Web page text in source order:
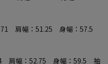
71 肩幅：51.25 身幅：57.5
肩幅：52.75 身幅：59.5 袖